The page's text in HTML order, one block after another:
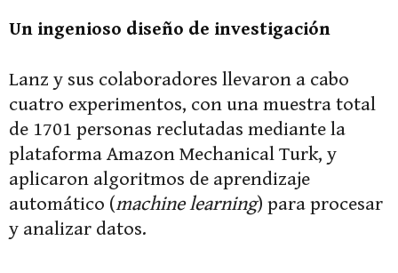
Un ingenioso diseño de investigación
Lanz y sus colaboradores llevaron a cabo
cuatro experimentos, con una muestra total
de 1701 personas reclutadas mediante la
plataforma Amazon Mechanical Turk, y
aplicaron algoritmos de aprendizaje
automático (machine learning) para procesar
y analizar datos.